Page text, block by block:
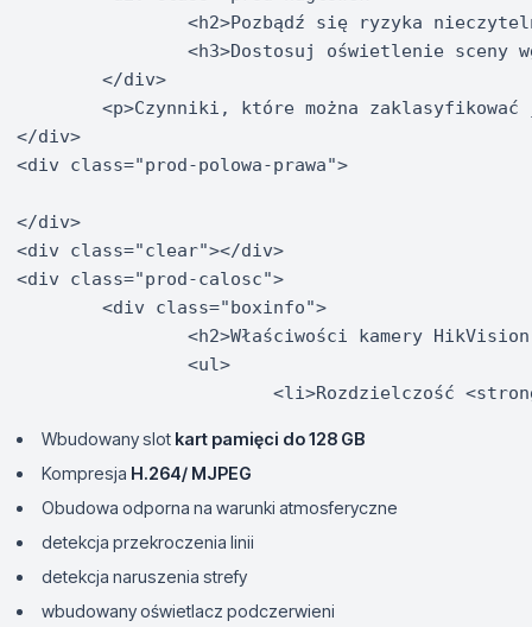
</div>
<div class="prod-polowa-prawa">
</div>
<div class="clear"></div>
<div class="prod-calosc">
Wbudowany slot kart pamięci do 128 GB
Kompresja H.264/ MJPEG
Obudowa odporna na warunki atmosferyczne
detekcja przekroczenia linii
detekcja naruszenia strefy
wbudowany oświetlacz podczerwieni